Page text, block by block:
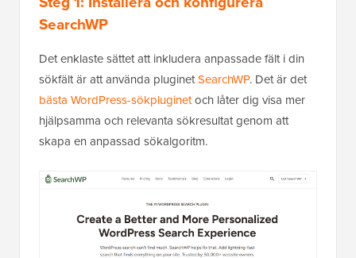
SearchWP
Det enklaste sättet att inkludera anpassade fält i din
sökfält är att använda pluginetSearchWP. Det är det
bästa WordPress-sökpluginetoch låter dig visa mer
hjälpsamma och relevanta sökresultat genom att
skapa en anpassad sök­algoritm.